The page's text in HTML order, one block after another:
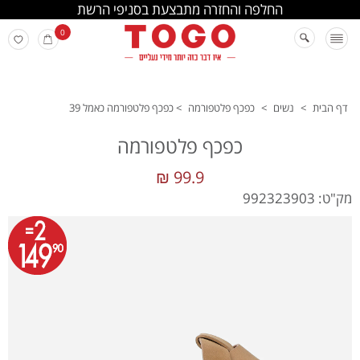
החלפה והחזרה מתבצעת בסניפי הרשת
0
דף הבית > נשים > כפכף פלטפורמה >כפכף פלטפורמה כאמל 39
כפכף פלטפורמה
99.9 ₪
מק"ט: 992323903